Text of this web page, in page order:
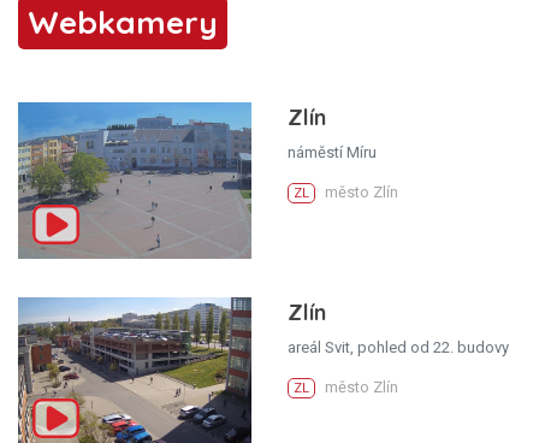
Webkamery
Zlín
náměstí Míru
ZL město Zlín
Zlín
areál Svit, pohled od 22. budovy
ZL město Zlín